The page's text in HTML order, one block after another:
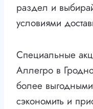
раздел и
условиями
Специальные
Аллегро в
более
сэкономить и